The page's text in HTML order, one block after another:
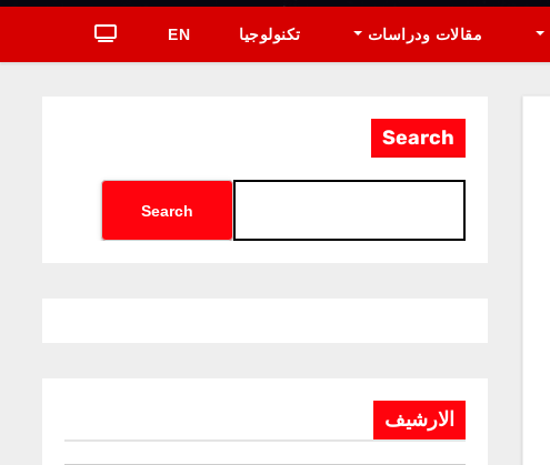
مقالات ودراسات تكنولوجيا EN
Search
Search
الارشيف